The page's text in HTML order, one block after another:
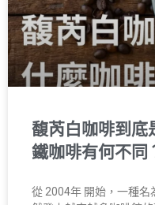
馥芮白咖啡到底
鐵咖啡有何不同
從 2004年 開始，一種名